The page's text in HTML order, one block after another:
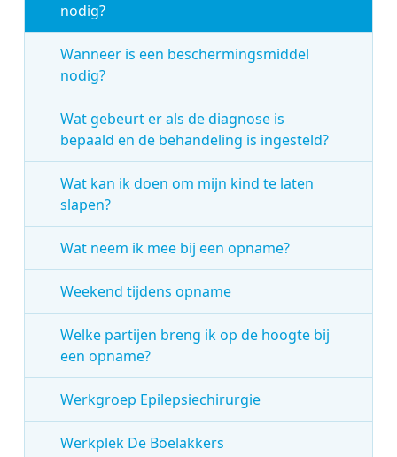
nodig?
Wanneer is een beschermingsmiddel
nodig?
Wat gebeurt er als de diagnose is
bepaald en de behandeling is ingesteld?
Wat kan ik doen om mijn kind te laten
slapen?
Wat neem ik mee bij een opname?
Weekend tijdens opname
Welke partijen breng ik op de hoogte bij
een opname?
Werkgroep Epilepsiechirurgie
Werkplek De Boelakkers